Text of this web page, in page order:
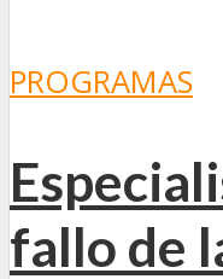
PROGRAMAS
fallo de